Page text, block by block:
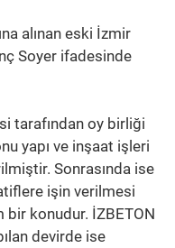
alınan eski İzmir
Soyer ifadesinde
tarafından oy birliği
yapı ve inşaat işleri
Sonrasında ise
işin verilmesi
bir konudur. İZBETON
devirde ise